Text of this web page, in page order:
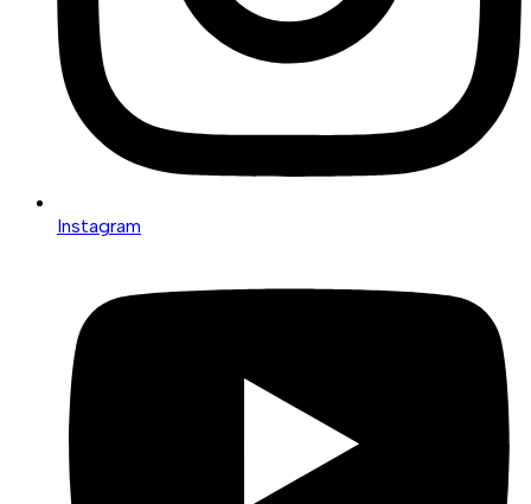
Instagram